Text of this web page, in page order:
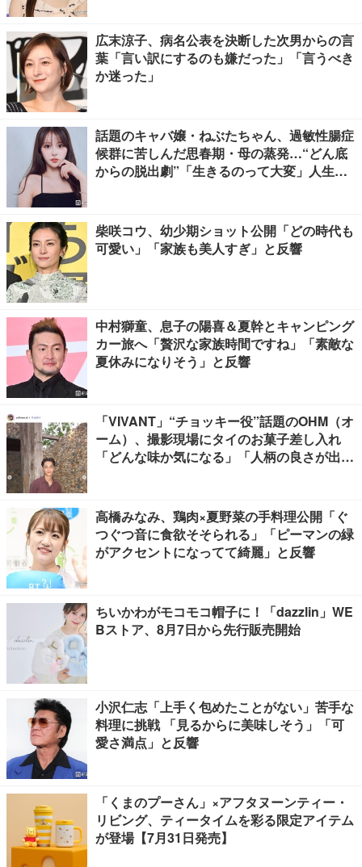
広末涼子、病名公表を決断した次男からの言
葉「言い訳にするのも嫌だった」「言うべき
か迷った」
話題のキャバ嬢・ねぶたちゃん、過敏性腸症
候群に苦しんだ思春期・母の蒸発…“どん底
からの脱出劇”「生きるのって大変」人生変
柴咲コウ、幼少期ショット公開「どの時代も
可愛い」「家族も美人すぎ」と反響
中村獅童、息子の陽喜＆夏幹とキャンピング
カー旅へ「贅沢な家族時間ですね」「素敵な
夏休みになりそう」と反響
「VIVANT」“チョッキー役”話題のOHM（オ
ーム）、撮影現場にタイのお菓子差し入れ
「どんな味か気になる」「人柄の良さが出て
高橋みなみ、鶏肉×夏野菜の手料理公開「ぐ
つぐつ音に食欲そそられる」「ピーマンの緑
がアクセントになってて綺麗」と反響
ちいかわがモコモコ帽子に！「dazzlin」WE
Bストア、8月7日から先行販売開始
小沢仁志「上手く包めたことがない」苦手な
料理に挑戦 「見るからに美味しそう」「可
愛さ満点」と反響
「くまのプーさん」×アフタヌーンティー・
リビング、ティータイムを彩る限定アイテム
が登場【7月31日発売】